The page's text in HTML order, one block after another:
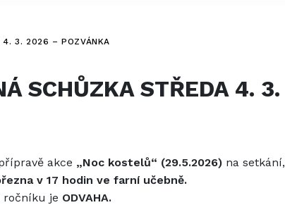
4. 3. 2026 – POZVÁNKA
SCHŮZKA STŘEDA 4. 3.
akce „Noc kostelů“ (29.5.2026) na setkání,
v 17 hodin ve farní učebně.
ročníku je ODVAHA.